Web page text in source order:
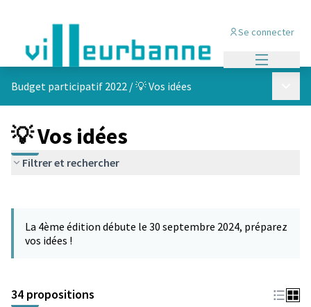
Se connecter
Budget participatif 2022 /💡 Vos idées
💡 Vos idées
Filtrer et rechercher
−
La 4ème édition débute le 30 septembre 2024, préparez
vos idées !
34 propositions